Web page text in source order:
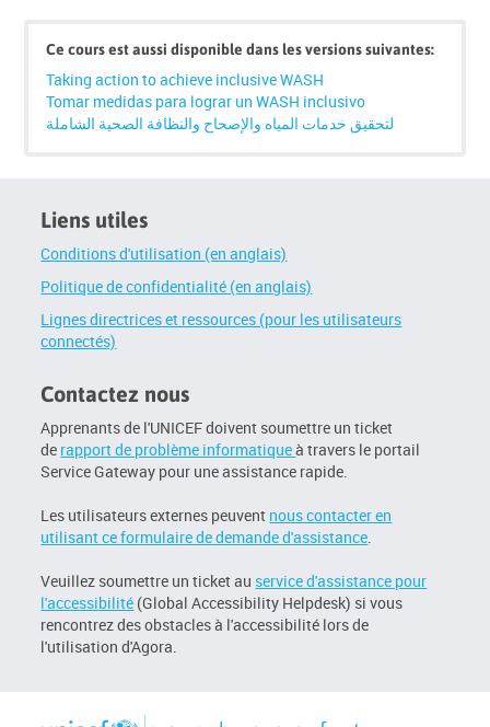
Click
below
enrol
Ce cours est aussi disponible dans les versions suivantes:
Taking action to achieve inclusive WASH
Tomar medidas para lograr un WASH inclusivo
لتحقيق خدمات المياه والإصحاح والنظافة الصحية الشاملة
Liens utiles
Conditions d'utilisation (en anglais)
Politique de confidentialité (en anglais)
Lignes directrices et ressources (pour les utilisateurs
connectés)
Contactez nous
Apprenants de l'UNICEF doivent soumettre un ticket
de rapport de problème informatiqueà travers le portail
Service Gateway pour une assistance rapide.
Les utilisateurs externes peuvent nous contacter en
utilisant ce formulaire de demande d'assistance.
Veuillez soumettre un ticket au service d'assistance pour
l'accessibilité (Global Accessibility Helpdesk) si vous
rencontrez des obstacles à l'accessibilité lors de
l'utilisation d'Agora.